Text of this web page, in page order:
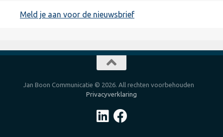
Meld je aan voor de nieuwsbrief
Jan Boon Communicatie © 2026. All rechten voorbehouden
Privacyverklaring